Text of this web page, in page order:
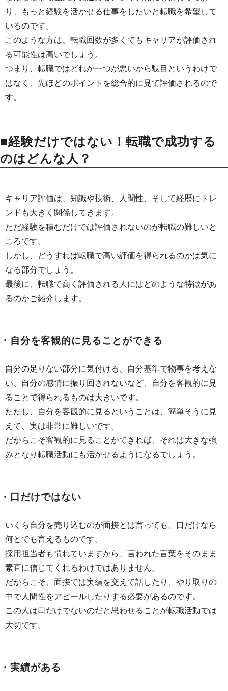
り、もっと経験を活かせる仕事をしたいと転職を希望して
いるのです。
このような方は、転職回数が多くてもキャリアが評価され
る可能性は高いでしょう。
つまり、転職ではどれか一つが悪いから駄目というわけで
はなく、先ほどのポイントを総合的に見て評価されるので
す。
■経験だけではない！転職で成功する
のはどんな人？
キャリア評価は、知識や技術、人間性、そして経歴にトレ
ンドも大きく関係してきます。
ただ経験を積むだけでは評価されないのが転職の難しいと
ころです。
しかし、どうすれば転職で高い評価を得られるのかは気に
なる部分でしょう。
最後に、転職で高く評価される人にはどのような特徴があ
るのかご紹介します。
・自分を客観的に見ることができる
自分の足りない部分に気付ける、自分基準で物事を考えな
い、自分の感情に振り回されないなど、自分を客観的に見
ることで得られるものは大きいです。
ただし、自分を客観的に見るということは、簡単そうに見
えて、実は非常に難しいです。
だからこそ客観的に見ることができれば、それは大きな強
みとなり転職活動にも活かせるようになるでしょう。
・口だけではない
いくら自分を売り込むのが面接とは言っても、口だけなら
何とでも言えるものです。
採用担当者も慣れていますから、言われた言葉をそのまま
素直に信じてくれるわけではありません。
だからこそ、面接では実績を交えて話したり、やり取りの
中で人間性をアピールしたりする必要があるのです。
この人は口だけでないのだと思わせることが転職活動では
大切です。
・実績がある